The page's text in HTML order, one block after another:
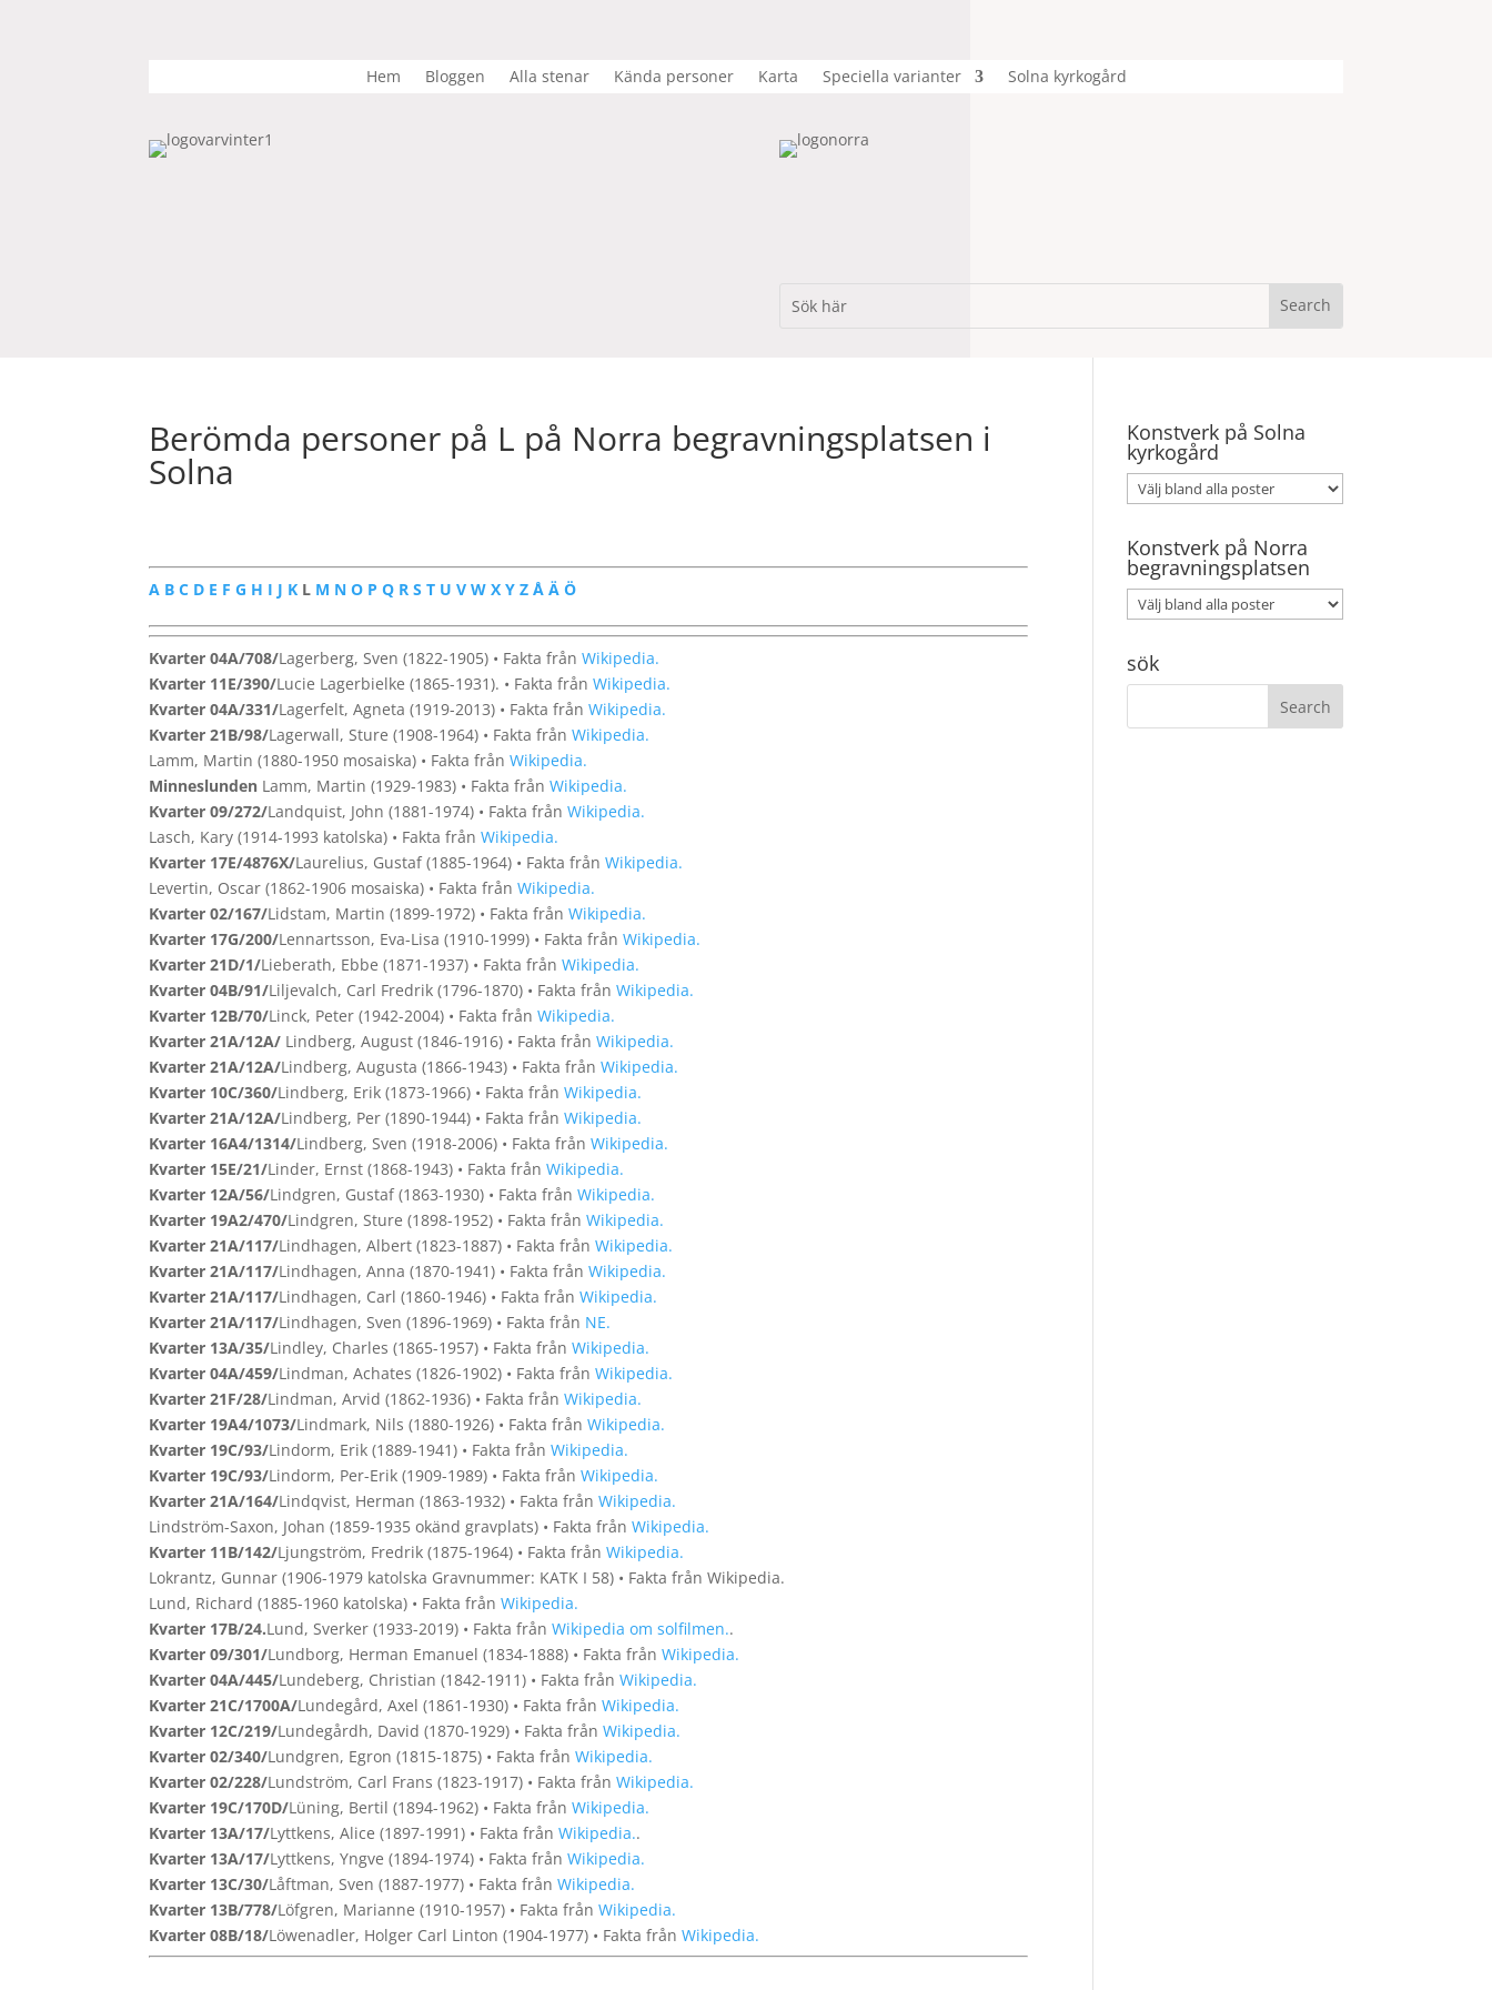
Hem Bloggen Alla stenar Kända personer Karta Speciella varianter Solna kyrkogård
Berömda personer på L på Norra begravningsplatsen i
Solna
A BC D E FG H I J K L M NO PQ RST UVWXYZÅÄÖ
Kvarter 04A/708/Lagerberg, Sven (1822-1905) • Fakta frånWikipedia.
Kvarter 11E/390/Lucie Lagerbielke (1865-1931). • Fakta frånWikipedia.
Kvarter 04A/331/Lagerfelt, Agneta (1919-2013) • Fakta frånWikipedia.
Kvarter 21B/98/Lagerwall, Sture (1908-1964) • Fakta frånWikipedia.
Lamm, Martin (1880-1950 mosaiska) • Fakta frånWikipedia.
Minneslunden Lamm, Martin (1929-1983) • Fakta frånWikipedia.
Kvarter 09/272/Landquist, John (1881-1974) • Fakta frånWikipedia.
Lasch, Kary (1914-1993 katolska) • Fakta från Wikipedia.
Kvarter 17E/4876X/Laurelius, Gustaf (1885-1964) • Fakta frånWikipedia.
Levertin, Oscar (1862-1906 mosaiska) • Fakta frånWikipedia.
Kvarter 02/167/Lidstam, Martin (1899-1972) • Fakta frånWikipedia.
Kvarter 17G/200/Lennartsson, Eva-Lisa (1910-1999) • Fakta frånWikipedia.
Kvarter 21D/1/Lieberath, Ebbe (1871-1937) • Fakta frånWikipedia.
Kvarter 04B/91/Liljevalch, Carl Fredrik (1796-1870) • Fakta från Wikipedia.
Kvarter 12B/70/Linck, Peter (1942-2004) • Fakta frånWikipedia.
Kvarter 21A/12A/ Lindberg, August (1846-1916) • Fakta frånWikipedia.
Kvarter 21A/12A/Lindberg, Augusta (1866-1943) • Fakta frånWikipedia.
Kvarter 10C/360/Lindberg, Erik (1873-1966) • Fakta frånWikipedia.
Kvarter 21A/12A/Lindberg, Per (1890-1944) • Fakta frånWikipedia.
Kvarter 16A4/1314/Lindberg, Sven (1918-2006) • Fakta frånWikipedia.
Kvarter 15E/21/Linder, Ernst (1868-1943) • Fakta frånWikipedia.
Kvarter 12A/56/Lindgren, Gustaf (1863-1930) • Fakta frånWikipedia.
Kvarter 19A2/470/Lindgren, Sture (1898-1952) • Fakta frånWikipedia.
Kvarter 21A/117/Lindhagen, Albert (1823-1887) • Fakta frånWikipedia.
Kvarter 21A/117/Lindhagen, Anna (1870-1941) • Fakta frånWikipedia.
Kvarter 21A/117/Lindhagen, Carl (1860-1946) • Fakta frånWikipedia.
Kvarter 21A/117/Lindhagen, Sven (1896-1969) • Fakta från NE.
Kvarter 13A/35/Lindley, Charles (1865-1957) • Fakta frånWikipedia.
Kvarter 04A/459/Lindman, Achates (1826-1902) • Fakta frånWikipedia.
Kvarter 21F/28/Lindman, Arvid (1862-1936) • Fakta frånWikipedia.
Kvarter 19A4/1073/Lindmark, Nils (1880-1926) • Fakta frånWikipedia.
Kvarter 19C/93/Lindorm, Erik (1889-1941) • Fakta frånWikipedia.
Kvarter 19C/93/Lindorm, Per-Erik (1909-1989) • Fakta frånWikipedia.
Kvarter 21A/164/Lindqvist, Herman (1863-1932) • Fakta frånWikipedia.
Lindström-Saxon, Johan (1859-1935 okänd gravplats) • Fakta frånWikipedia.
Kvarter 11B/142/Ljungström, Fredrik (1875-1964) • Fakta frånWikipedia.
Lokrantz, Gunnar (1906-1979 katolska Gravnummer: KATK I 58) • Fakta från Wikipedia.
Lund, Richard (1885-1960 katolska) • Fakta frånWikipedia.
Kvarter 17B/24.Lund, Sverker (1933-2019) • Fakta frånWikipedia om solfilmen..
Kvarter 09/301/Lundborg, Herman Emanuel (1834-1888) • Fakta frånWikipedia.
Kvarter 04A/445/Lundeberg, Christian (1842-1911) • Fakta frånWikipedia.
Kvarter 21C/1700A/Lundegård, Axel (1861-1930) • Fakta från Wikipedia.
Kvarter 12C/219/Lundegårdh, David (1870-1929) • Fakta frånWikipedia.
Kvarter 02/340/Lundgren, Egron (1815-1875) • Fakta frånWikipedia.
Kvarter 02/228/Lundström, Carl Frans (1823-1917) • Fakta frånWikipedia.
Kvarter 19C/170D/Lüning, Bertil (1894-1962) • Fakta frånWikipedia.
Kvarter 13A/17/Lyttkens, Alice (1897-1991) • Fakta frånWikipedia..
Kvarter 13A/17/Lyttkens, Yngve (1894-1974) • Fakta frånWikipedia.
Kvarter 13C/30/Låftman, Sven (1887-1977) • Fakta från Wikipedia.
Kvarter 13B/778/Löfgren, Marianne (1910-1957) • Fakta frånWikipedia.
Kvarter 08B/18/Löwenadler, Holger Carl Linton (1904-1977) • Fakta frånWikipedia.
Konstverk på Solna
kyrkogård
Konstverk på Norra
begravningsplatsen
sök